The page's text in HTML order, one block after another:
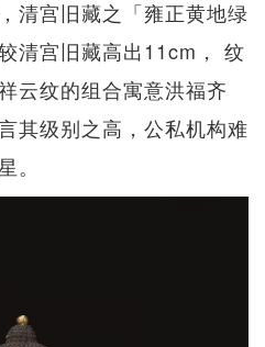
清宫旧藏之「雍正黄地绿
清宫旧藏高出11cm， 纹
云纹的组合寓意洪福齐
其级别之高，公私机构难
。